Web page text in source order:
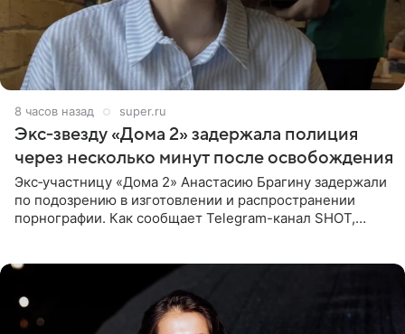
8 часов назад super.ru
Экс‑звезду «Дома 2» задержала полиция
через несколько минут после освобождения
Экс‑участницу «Дома 2» Анастасию Брагину задержали
по подозрению в изготовлении и распространении
порнографии. Как сообщает Telegram-канал SHOT,